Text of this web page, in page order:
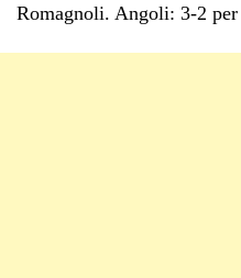
Romagnoli. Angoli: 3-2 per